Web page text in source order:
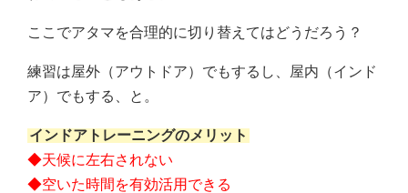
ここでアタマを合理的に切り替えてはどうだろう？
練習は屋外（アウトドア）でもするし、屋内（インド
ア）でもする、と。
インドアトレーニングのメリット
◆天候に左右されない
◆空いた時間を有効活用できる